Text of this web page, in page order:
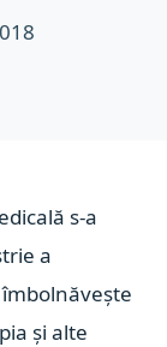
s-a
a
și alte